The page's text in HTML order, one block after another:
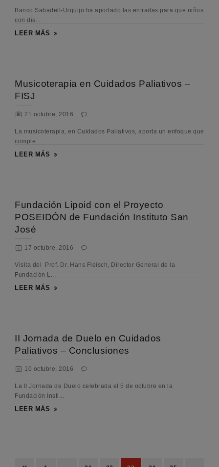
Banco Sabadell-Urquijo ha aportado las entradas para que niños
con dis...
LEER MÁS
Musicoterapia en Cuidados Paliativos –
FISJ
21 octubre, 2016
La musicoterapia, en Cuidados Paliativos, aporta un enfoque que
comple...
LEER MÁS
Fundación Lipoid con el Proyecto
POSEIDÓN de Fundación Instituto San
José
17 octubre, 2016
Visita del Prof. Dr. Hans Fleisch, Director General de la
Fundación L...
LEER MÁS
II Jornada de Duelo en Cuidados
Paliativos – Conclusiones
10 octubre, 2016
La II Jornada de Duelo celebrada el 5 de octubre en la
Fundación Insti...
LEER MÁS